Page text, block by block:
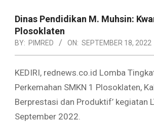
Dinas Pendidikan M. Muhsin:
Plosoklaten
BY: PIMRED ON: SEPTEMBER 18, 2022
KEDIRI, rednews.co.id Lomba
Perkemahan SMKN 1 Plosoklaten,
Berprestasi dan Produktif’ kegiatan
September 2022.